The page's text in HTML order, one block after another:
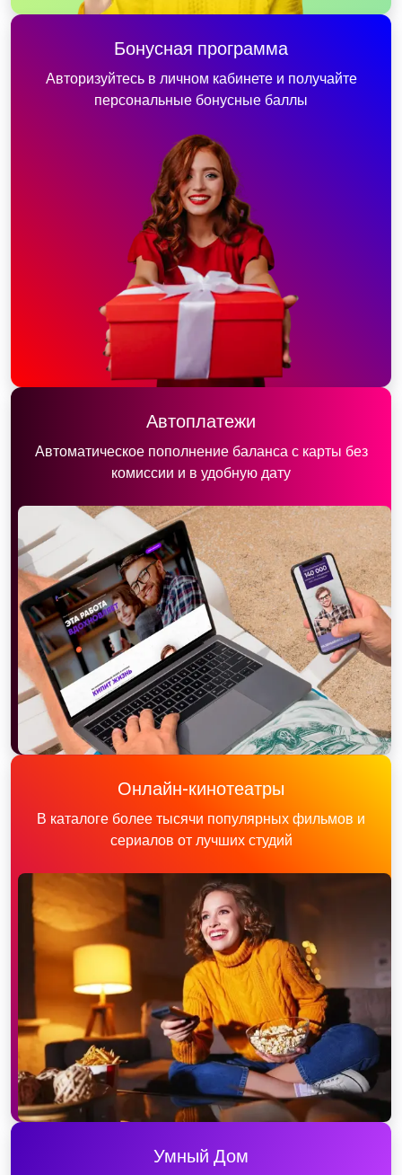
Бонусная программа
Авторизуйтесь в личном кабинете и получайте
персональные бонусные баллы
Автоплатежи
Автоматическое пополнение баланса с карты без
комиссии и в удобную дату
Онлайн-кинотеатры
В каталоге более тысячи популярных фильмов и
сериалов от лучших студий
Умный Дом